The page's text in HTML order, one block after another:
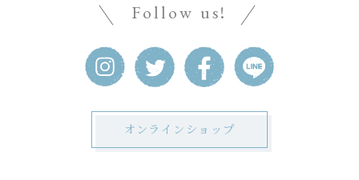
Follow us!
オンラインショップ